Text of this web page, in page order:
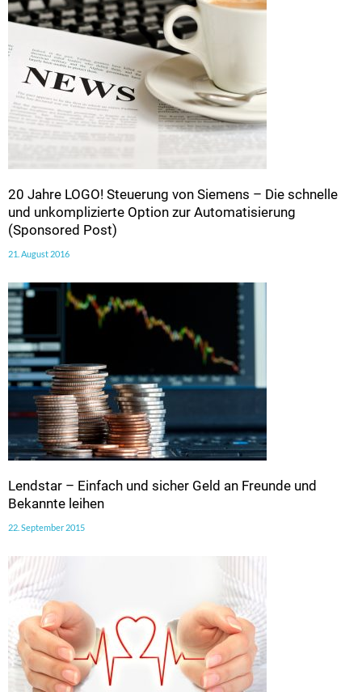
20 Jahre LOGO! Steuerung von Siemens – Die schnelle
und unkomplizierte Option zur Automatisierung
(Sponsored Post)
21. August 2016
Lendstar – Einfach und sicher Geld an Freunde und
Bekannte leihen
22. September 2015